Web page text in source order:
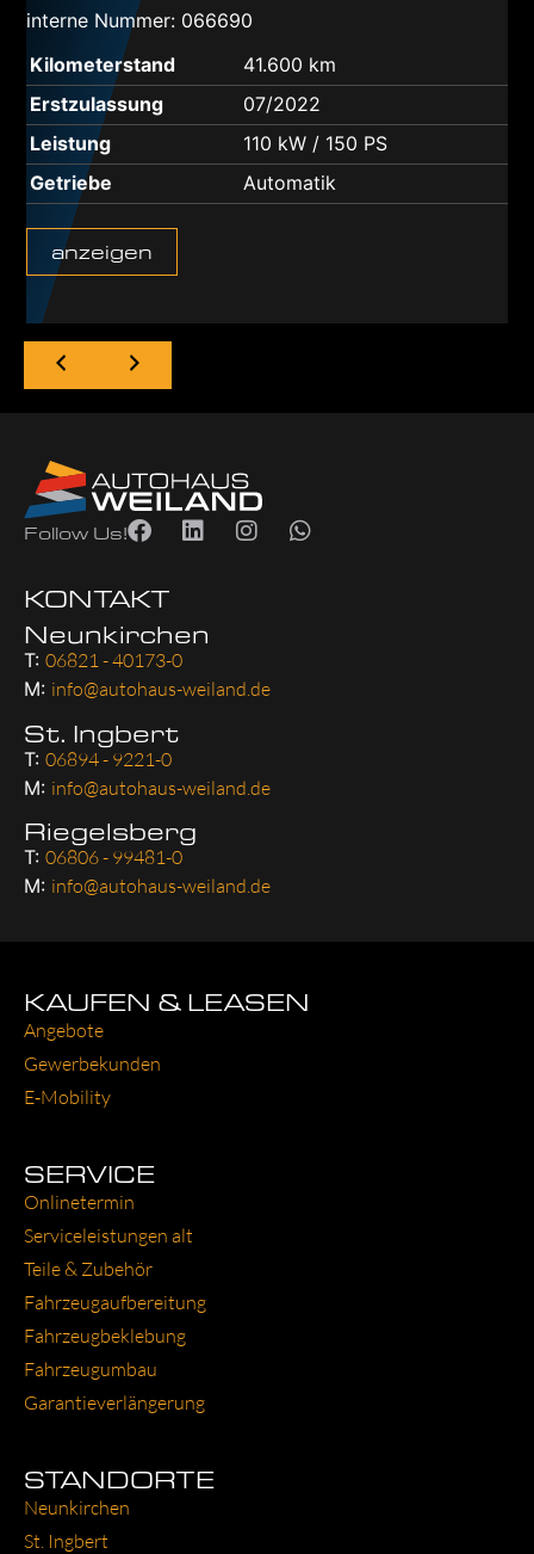
interne Nummer: 066690
Kilometerstand
41.600 km
Erstzulassung
07/2022
Leistung
110 kW / 150 PS
Getriebe
Automatik
anzeigen
Follow Us!
KONTAKT
Neunkirchen
T: 06821 - 40173-0
M: info@autohaus-weiland.de
St. Ingbert
T: 06894 - 9221-0
M: info@autohaus-weiland.de
Riegelsberg
T: 06806 - 99481-0
M: info@autohaus-weiland.de
KAUFEN & LEASEN
Ange­bo­te
Gewer­be­kun­den
E‑Mobility
SERVICE
Online­ter­min
Ser­vice­leis­tun­gen alt
Tei­le & Zube­hör
Fahr­zeug­auf­be­rei­tung
Fahr­zeug­be­kle­bung
Fahr­zeug­um­bau
Garantie­verlängerung
STANDORTE
Neun­kir­chen
St. Ing­bert